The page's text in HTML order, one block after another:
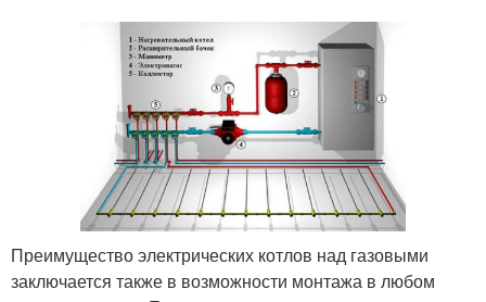
Преимущество электрических котлов над газовыми
заключается также в возможности монтажа в любом